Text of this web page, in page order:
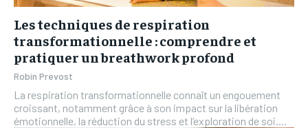
Les techniques de respiration
transformationnelle : comprendre et
pratiquer un breathwork profond
Robin Prevost
La respiration transformationnelle connaît un engouement
croissant, notamment grâce à son impact sur la libération
émotionnelle, la réduction du stress et l’exploration de soi....